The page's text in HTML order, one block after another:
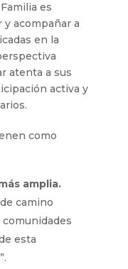
es
acompañar a
en la
atenta a sus
activa y
como
amplia.
camino
esta